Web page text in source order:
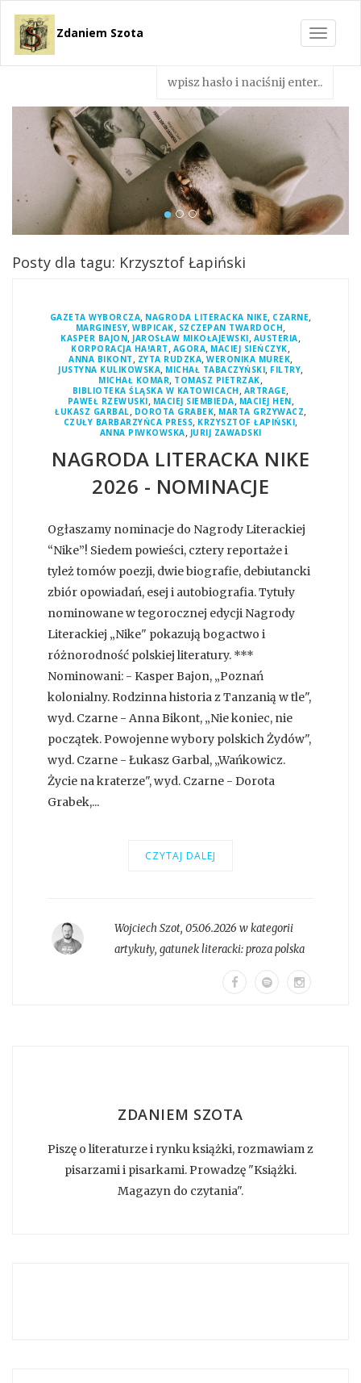
Toggle
Zdaniem Szota
Posty dla tagu: Krzysztof Łapiński
GAZETA WYBORCZA, NAGRODA LITERACKA NIKE, CZARNE,
MARGINESY,WBPICAK, SZCZEPAN TWARDOCH,
KASPER BAJON, JAROSŁAW MIKOŁAJEWSKI, AUSTERIA,
KORPORACJA HA!ART , AGORA, MACIEJ SIEŃCZYK,
ANNA BIKONT , ZYTA RUDZKA, WERONIKA MUREK,
JUSTYNA KULIKOWSKA, MICHAŁ TABACZYŃSKI, FILTRY,
MICHAŁ KOMAR, TOMASZ PIETRZAK,
BIBLIOTEKA ŚLĄSKA W KATOWICACH , ARTRAGE,
PAWEŁ RZEWUSKI, MACIEJ SIEMBIEDA, MACIEJ HEN,
ŁUKASZ GARBAL, DOROTA GRABEK, MARTA GRZYWACZ,
CZUŁY BARBARZYŃCA PRESS, KRZYSZTOF ŁAPIŃSKI,
ANNA PIWKOWSKA, JURIJ ZAWADSKI
NAGRODA LITERACKA NIKE
2026 - NOMINACJE
Ogłaszamy nominacje do Nagrody Literackiej
“Nike”! Siedem powieści, cztery reportaże i
tyleż tomów poezji, dwie biografie, debiutancki
zbiór opowiadań, esej i autobiografia. Tytuły
nominowane w tegorocznej edycji Nagrody
Literackiej „Nike" pokazują bogactwo i
różnorodność polskiej literatury. ***
Nominowani: - Kasper Bajon, „Poznań
kolonialny. Rodzinna historia z Tanzanią w tle",
wyd. Czarne - Anna Bikont, „Nie koniec, nie
początek. Powojenne wybory polskich Żydów",
wyd. Czarne - Łukasz Garbal, „Wańkowicz.
Życie na kraterze", wyd. Czarne - Dorota
Grabek,...
CZYTAJ DALEJ
Wojciech Szot, 05.06.2026 w kategorii
artykuły, gatunek literacki:proza polska
ZDANIEM SZOTA
Piszę o literaturze i rynku książki, rozmawiam z
pisarzami i pisarkami. Prowadzę "Książki.
Magazyn do czytania".